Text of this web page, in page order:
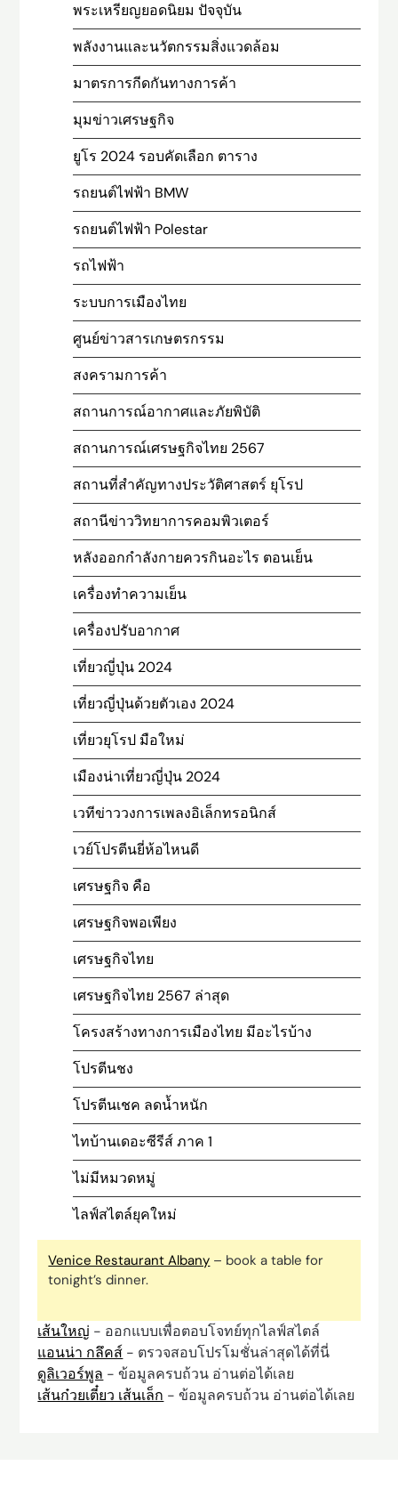
พระเหรียญยอดนิยม ปัจจุบัน
พลังงานและนวัตกรรมสิ่งแวดล้อม
มาตรการกีดกันทางการค้า
มุมข่าวเศรษฐกิจ
ยูโร 2024 รอบคัดเลือก ตาราง
รถยนต์ไฟฟ้า BMW
รถยนต์ไฟฟ้า Polestar
รถไฟฟ้า
ระบบการเมืองไทย
ศูนย์ข่าวสารเกษตรกรรม
สงครามการค้า
สถานการณ์อากาศและภัยพิบัติ
สถานการณ์เศรษฐกิจไทย 2567
สถานที่สําคัญทางประวัติศาสตร์ ยุโรป
สถานีข่าววิทยาการคอมพิวเตอร์
หลังออกกําลังกายควรกินอะไร ตอนเย็น
เครื่องทำความเย็น
เครื่องปรับอากาศ
เที่ยวญี่ปุ่น 2024
เที่ยวญี่ปุ่นด้วยตัวเอง 2024
เที่ยวยุโรป มือใหม่
เมืองน่าเที่ยวญี่ปุ่น 2024
เวทีข่าววงการเพลงอิเล็กทรอนิกส์
เวย์โปรตีนยี่ห้อไหนดี
เศรษฐกิจ คือ
เศรษฐกิจพอเพียง
เศรษฐกิจไทย
เศรษฐกิจไทย 2567 ล่าสุด
โครงสร้างทางการเมืองไทย มีอะไรบ้าง
โปรตีนชง
โปรตีนเชค ลดน้ำหนัก
ไทบ้านเดอะซีรีส์ ภาค 1
ไม่มีหมวดหมู่
ไลฟ์สไตล์ยุคใหม่
Venice Restaurant Albany – book a table for
tonight’s dinner.
เส้นใหญ่ - ออกแบบเพื่อตอบโจทย์ทุกไลฟ์สไตล์
แอนน่า กลึคส์ - ตรวจสอบโปรโมชั่นล่าสุดได้ที่นี่
ดูลิเวอร์พูล - ข้อมูลครบถ้วน อ่านต่อได้เลย
เส้นก๋วยเตี๋ยว เส้นเล็ก - ข้อมูลครบถ้วน อ่านต่อได้เลย